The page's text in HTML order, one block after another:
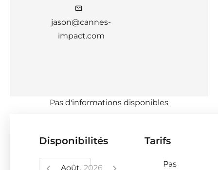
jason@cannes-
impact.com
Pas d'informations disponibles
Disponibilités
Août, 2026
Tarifs
Pas